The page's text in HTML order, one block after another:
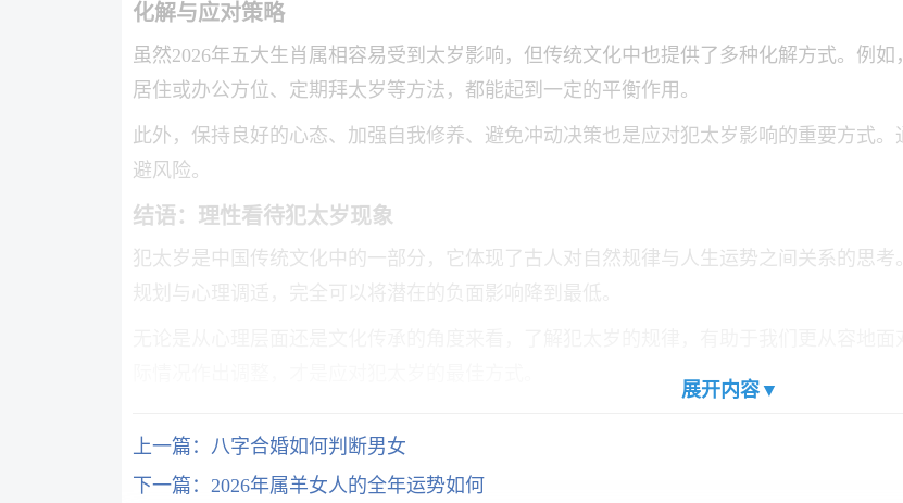
化解与应对策略
虽然2026年五大生肖属相容易受到太岁影响，但传统文化中也提供了多种化解方式。例
居住或办公方位、定期拜太岁等方法，都能起到一定的平衡作用。
此外，保持良好的心态、加强自我修养、避免冲动决策也是应对犯太岁影响的重要方式
避风险。
结语：理性看待犯太岁现象
犯太岁是中国传统文化中的一部分，它体现了古人对自然规律与人生运势之间关系的思
展开内容▼
上一篇： 八字合婚如何判断男女
下一篇： 2026年属羊女人的全年运势如何